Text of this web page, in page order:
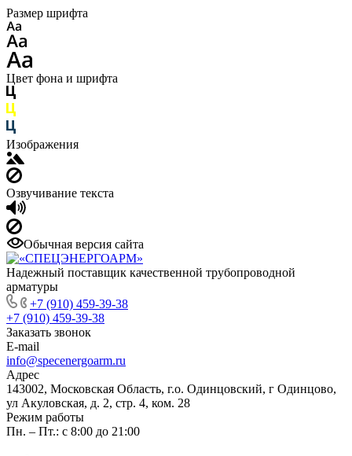
Размер шрифта
Цвет фона и шрифта
Изображения
Озвучивание текста
Обычная версия сайта
Надежный поставщик качественной трубопроводной
арматуры
+7 (910) 459-39-38
+7 (910) 459-39-38
Заказать звонок
E-mail
info@specenergoarm.ru
Адрес
143002, Московская Область, г.о. Одинцовский, г Одинцово,
ул Акуловская, д. 2, стр. 4, ком. 28
Режим работы
Пн. – Пт.: с 8:00 до 21:00